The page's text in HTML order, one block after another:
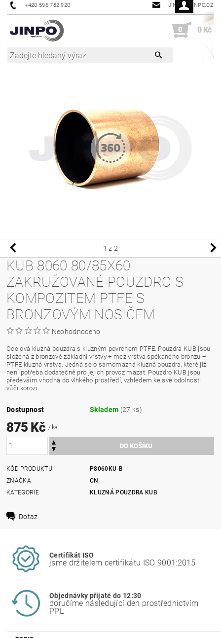
+420 596 782 920 JINPO@JINPO.CZ
0 0 Kč
1 z 2
KUB 8060 80/85X60
ZAKRUŽOVANÉ POUZDRO S
KOMPOZITEM PTFE S
BRONZOVÝM NOSIČEM
Neohodnoceno
Ocelová kluzná pouzdra s kluzným povrchem PTFE. Pouzdra KUB jsou
složená z bronzové základní vrstvy + mezivrstva spékaného bronzu +
PTFE kluzná vrstva. Jedná se o samomazná kluzná pouzdra, které již
není potřeba dodatečně pro jejich provoz mazat. Pouzdro KUB jsou
především vhodná do vlhkého prostředí, vzhledem ke své odolnosti
vůči korozi.
Dostupnost Skladem (27 ks)
875 Kč / ks
KÓD PRODUKTU
P8060KU-B
ZNAČKA
CN
KATEGORIE
KLUZNÁ POUZDRA KUB
Dotaz
Certifikát ISO
jsme držitelem certifikátu ISO 9001:2015
Objednávky přijaté do 12:30
doručíme následující den prostřednictvím
PPL